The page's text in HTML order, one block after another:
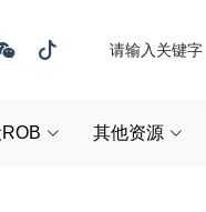
其他资源